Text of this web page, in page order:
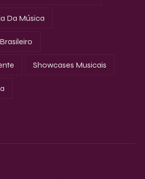
Da Música
Showcases Musicais